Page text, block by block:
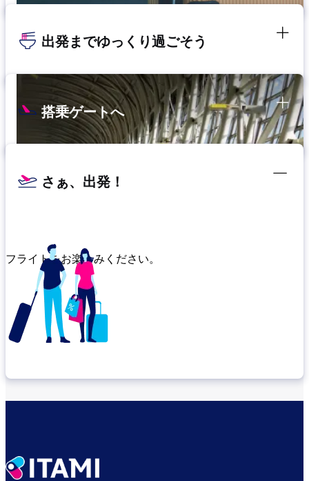
出発までゆっくり過ごそう
搭乗ゲートへ
さぁ、出発！
フライトをお楽しみください。